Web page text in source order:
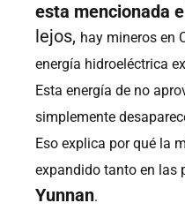
esta mencionada
lejos, hay mineros en
energía hidroeléctrica
Esta energía de no
simplemente
Eso explica por qué la
expandido tanto en las
Yunnan.